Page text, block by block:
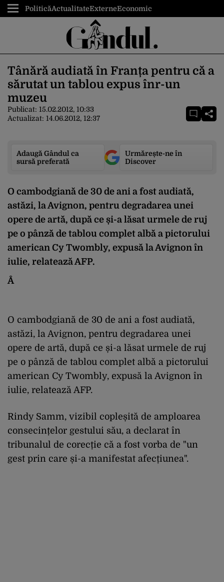
PoliticăActualitateExterneEconomic
Tânără audiată în Franța pentru că a
sărutat un tablou expus înr-un
muzeu
Publicat: 15.02.2012, 10:33
Actualizat: 14.06.2012, 12:37
Adaugă Gândul ca
sursă preferată
Urmărește-ne în
Discover
O cambodgiană de 30 de ani a fost audiată,
astăzi, la Avignon, pentru degradarea unei
opere de artă, după ce și-a lăsat urmele de ruj
pe o pânză de tablou complet albă a pictorului
american Cy Twombly, expusă la Avignon în
iulie, relatează AFP.
Â
O cambodgiană de 30 de ani a fost audiată,
astăzi, la Avignon, pentru degradarea unei
opere de artă, după ce și-a lăsat urmele de ruj
pe o pânză de tablou complet albă a pictorului
american Cy Twombly, expusă la Avignon în
iulie, relatează AFP.
Rindy Samm, vizibil copleșită de amploarea
consecințelor gestului său, a declarat în
tribunalul de corecție că a fost vorba de "un
gest prin care și-a manifestat afecțiunea".